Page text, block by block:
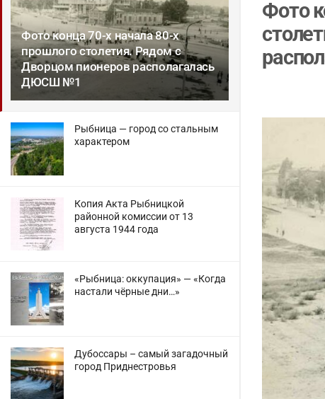
Фото конца 70-х начала 80-х
прошлого столетия. Рядом с
Дворцом пионеров располагалась
ДЮСШ №1
Рыбница — город со стальным
характером
Копия Акта Рыбницкой
районной комиссии от 13
августа 1944 года
«Рыбница: оккупация» — «Когда
настали чёрные дни…»
Дубоссары – самый загадочный
город Приднестровья
Фото